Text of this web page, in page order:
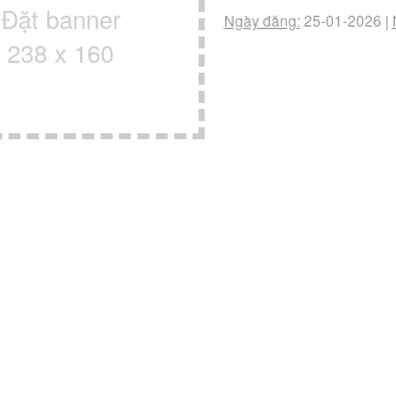
Đặt banner
238 x 160
Ngày đăng:25-01-2026 |